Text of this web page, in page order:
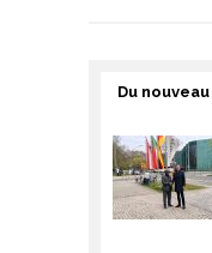
Du nouveau